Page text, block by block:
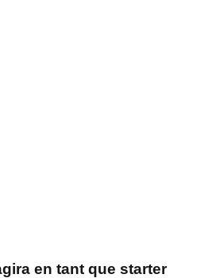
en tant que starter